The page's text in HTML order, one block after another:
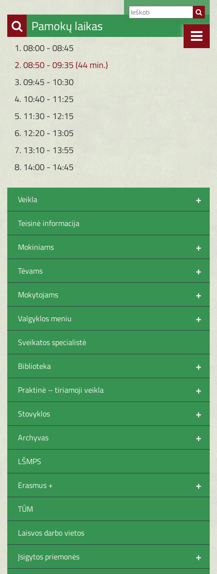
Pamokų laikas
1. 08:00 - 08:45
2. 08:50 - 09:35 (44 min.)
3. 09:45 - 10:30
4. 10:40 - 11:25
5. 11:30 - 12:15
6. 12:20 - 13:05
7. 13:10 - 13:55
8. 14:00 - 14:45
+
Veikla
Teisinė informacija
+
Mokiniams
+
Tėvams
+
Mokytojams
+
Valgyklos meniu
Sveikatos specialistė
+
Biblioteka
+
Praktinė – tiriamoji veikla
+
Stovyklos
+
Archyvas
LŠMPS
+
Erasmus +
TŪM
Laisvos darbo vietos
+
Įsigytos priemonės